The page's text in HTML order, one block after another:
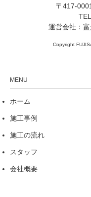
〒417-
運営会社：
Copyright
ホーム
施工事例
施工の流れ
スタッフ
会社概要